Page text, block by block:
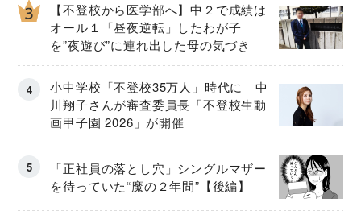
【不登校から医学部へ】中２で成績は
オール１「昼夜逆転」したわが子
を”夜遊び”に連れ出した母の気づき
小中学校「不登校35万人」時代に 中
川翔子さんが審査委員長「不登校生動
画甲子園 2026」が開催
「正社員の落とし穴」シングルマザー
を待っていた“魔の２年間”【後編】